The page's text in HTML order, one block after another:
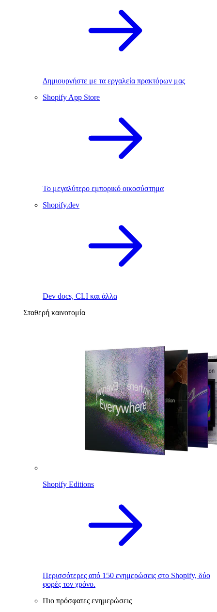
Δημιουργήστε με τα εργαλεία πρακτόρων μας
Shopify App Store
Το μεγαλύτερο εμπορικό οικοσύστημα
Shopify.dev
Dev docs, CLI και άλλα
Σταθερή καινοτομία
Shopify Editions
Περισσότερες από 150 ενημερώσεις στο Shopify, δύο
φορές τον χρόνο.
Πιο πρόσφατες ενημερώσεις